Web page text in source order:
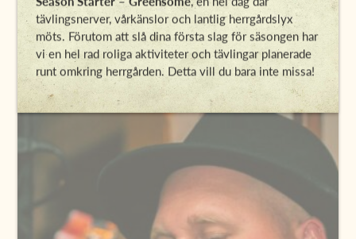
tävlingsnerver, vårkänslor och lantlig herrgårdslyx
möts. Förutom att slå dina första slag för säsongen har
vi en hel rad roliga aktiviteter och tävlingar planerade
runt omkring herrgården. Detta vill du bara inte missa!